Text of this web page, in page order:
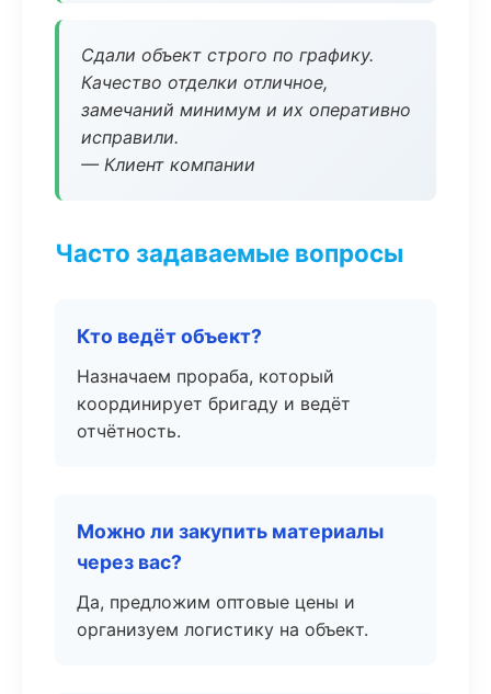
Сдали объект строго по графику.
Качество отделки отличное,
замечаний минимум и их оперативно
исправили.
— Клиент компании
Часто задаваемые вопросы
Кто ведёт объект?
Назначаем прораба, который
координирует бригаду и ведёт
отчётность.
Можно ли закупить материалы
через вас?
Да, предложим оптовые цены и
организуем логистику на объект.